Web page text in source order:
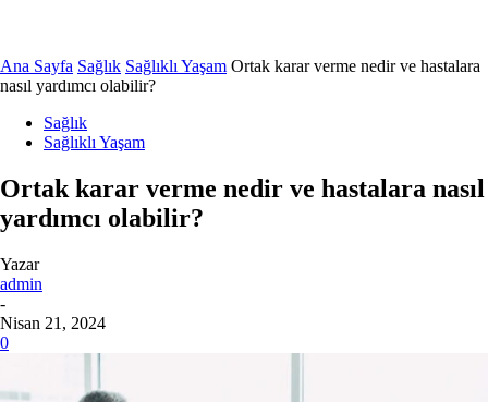
Ana Sayfa Sağlık Sağlıklı Yaşam Ortak karar verme nedir ve hastalara
nasıl yardımcı olabilir?
Sağlık
Sağlıklı Yaşam
Ortak karar verme nedir ve hastalara nasıl
yardımcı olabilir?
Yazar
admin
-
Nisan 21, 2024
0